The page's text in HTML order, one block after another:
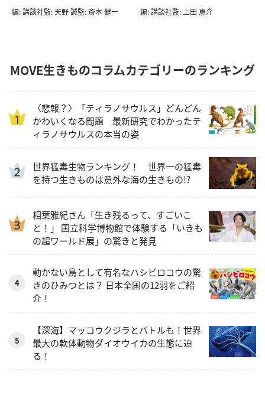
編: 講談社監: 天野 誠監: 斎木 健一 編: 講談社監: 上田 恵介
MOVE生きものコラムカテゴリーのランキング
〈悲報？〉「ティラノサウルス」どんどん
かわいくなる問題 最新研究でわかったテ
ィラノサウルスの本当の姿
世界猛毒生物ランキング！ 世界一の猛毒
を持つ生きものは意外な海の生きもの!?
相葉雅紀さん「生き残るって、すごいこ
と！」 国立科学博物館で体験する「いきも
の超ワールド展」の驚きと発見
動かない鳥として有名なハシビロコウの驚
きのひみつとは？ 日本全国の12羽をご紹
介！
【深海】マッコウクジラとバトルも！世界
最大の軟体動物ダイオウイカの生態に迫
る！